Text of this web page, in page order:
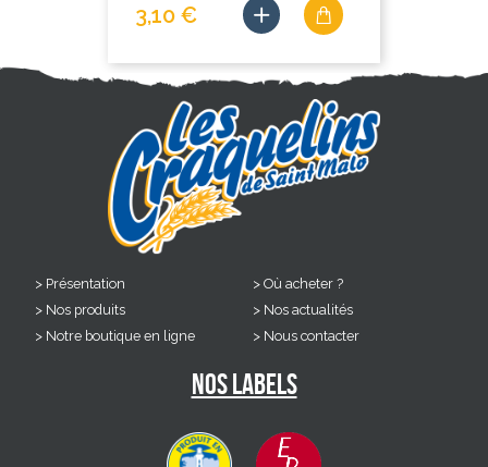
3,10 €
Présentation
Nos produits
Notre boutique en ligne
Où acheter ?
Nos actualités
Nous contacter
Nos labels